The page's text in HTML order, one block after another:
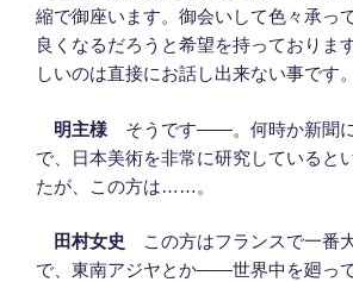
縮で御座います。御会いして色々承っ
良くなるだろうと希望を持っておりま
しいのは直接にお話し出来ない事です。
明主様 そうです――。何時か新聞
で、日本美術を非常に研究していると
たが、この方は……。
田村女史 この方はフランスで一番
で、東南アジヤとか――世界中を廻っ